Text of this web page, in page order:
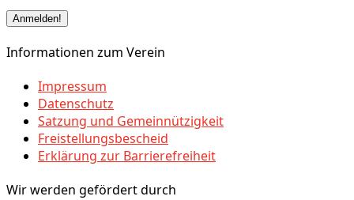
Informationen zum Verein
Impressum
Datenschutz
Satzung und Gemeinnützigkeit
Freistellungsbescheid
Erklärung zur Barrierefreiheit
Wir werden gefördert durch